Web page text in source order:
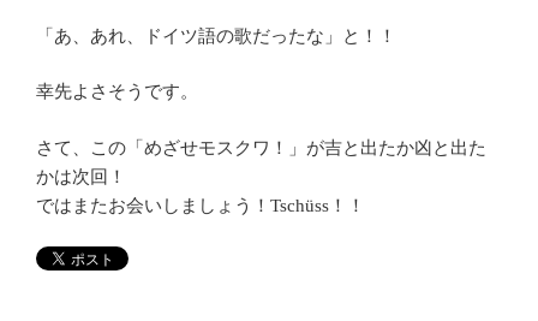
「あ、あれ、ドイツ語の歌だったな」と！！
幸先よさそうです。
さて、この「めざせモスクワ！」が吉と出たか凶と出た
かは次回！
ではまたお会いしましょう！Tschüss！！